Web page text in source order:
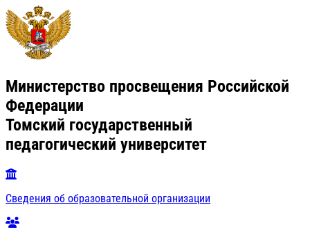
Министерство просвещения Российской
Федерации
Томский государственный
педагогический университет
Сведения об образовательной организации